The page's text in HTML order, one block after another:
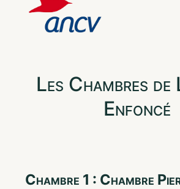
Les Chambres
Enfoncé
Chambre 1 : Chambre